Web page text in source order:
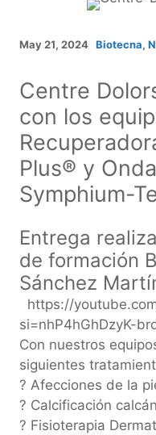
May 21, 2024 Biotecna,
Centre
con los
Plus® y
Symphium-
Entrega
de formación
Sánchez
https://
si=nhP4hGhDzyK-
Con nuestros
siguientes
? Afecciones de la
? Calcificación
? Fisioterapia